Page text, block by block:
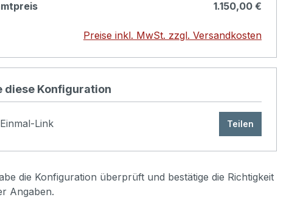
1.150,00 €
Preise inkl. MwSt. zzgl. Versandkosten
diese Konfiguration
Einmal-Link Teilen
die Konfiguration überprüft und bestätige die Richtigkeit
Angaben.